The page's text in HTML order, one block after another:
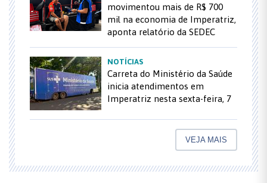
movimentou mais de R$ 700
mil na economia de Imperatriz,
aponta relatório da SEDEC
NOTÍCIAS
Carreta do Ministério da Saúde
inicia atendimentos em
Imperatriz nesta sexta-feira, 7
VEJA MAIS